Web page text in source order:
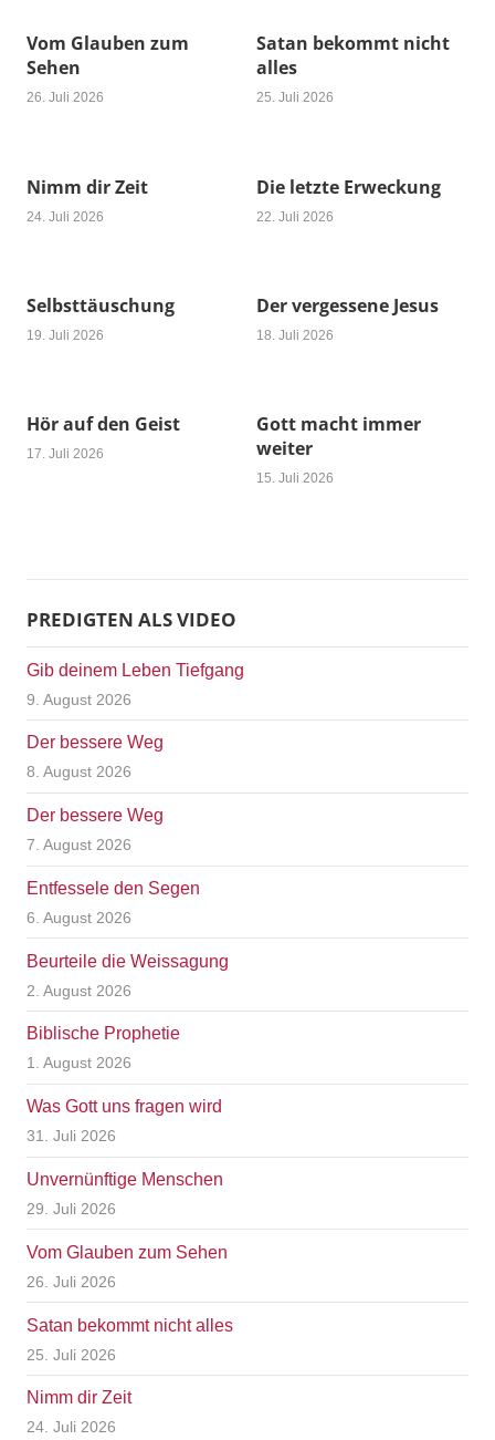
Vom Glauben zum
Sehen
26. Juli 2026
Satan bekommt nicht
alles
25. Juli 2026
Nimm dir Zeit
24. Juli 2026
Die letzte Erweckung
22. Juli 2026
Selbsttäuschung
19. Juli 2026
Der vergessene Jesus
18. Juli 2026
Hör auf den Geist
17. Juli 2026
Gott macht immer
weiter
15. Juli 2026
PREDIGTEN ALS VIDEO
Gib deinem Leben Tiefgang
9. August 2026
Der bessere Weg
8. August 2026
Der bessere Weg
7. August 2026
Entfessele den Segen
6. August 2026
Beurteile die Weissagung
2. August 2026
Biblische Prophetie
1. August 2026
Was Gott uns fragen wird
31. Juli 2026
Unvernünftige Menschen
29. Juli 2026
Vom Glauben zum Sehen
26. Juli 2026
Satan bekommt nicht alles
25. Juli 2026
Nimm dir Zeit
24. Juli 2026